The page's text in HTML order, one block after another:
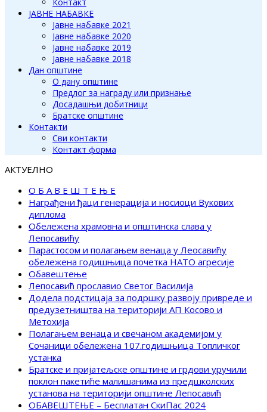
Контакт
ЈАВНЕ НАБАВКЕ
Јавне набавке 2021
Јавне набавке 2020
Јавне набавке 2019
Јавне набавке 2018
Дан општине
О дану општине
Предлог за награду или признање
Досадашњи добитници
Братске општине
Контакти
Сви контакти
Контакт форма
АКТУЕЛНО
О Б А В Е Ш Т Е Њ Е
Награђени ђаци генерација и носиоци Вукових
диплома
Обележена храмовна и општинска слава у
Лепосавићу
Парастосом и полагањем венаца у Леосавићу
обележена годишњица почетка НАТО агресије
Обавештење
Лепосавић прославио Светог Василија
Додела подстицаја за подршку развоју привреде и
предузетништва на територији АП Косово и
Метохија
Полагањем венаца и свечаном академијом у
Сочаници обележена 107.годишњица Топличког
устанка
Братске и пријатељске општине и грдови уручили
поклон пакетиће малишанима из предшколских
установа на територији општине Лепосавић
ОБАВЕШТЕЊЕ – Бесплатан СкиПас 2024